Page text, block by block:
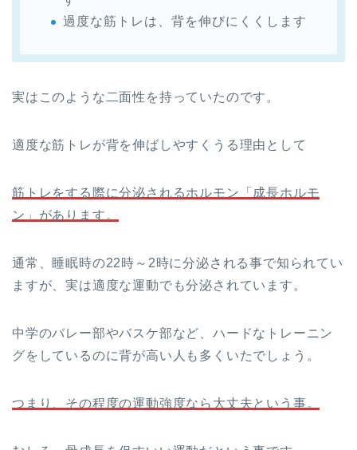
過度な筋トレは、背を伸びにくくします
実はこのような二面性を持っていたのです。
適度な筋トレが背を伸ばしやすくうる理由として
筋トレをする際に分泌されるホルモン「成長ホルモ
ン」があります。
通常、睡眠時の22時～2時に分泌される事で知られてい
ますが、実は適度な運動でも分泌されています。
中学のバレー部やバスケ部など、ハードなトレーニン
グをしているのに背が高い人も多くいたでしょう。
つまり、その程度の運動強度なら大丈夫という事。